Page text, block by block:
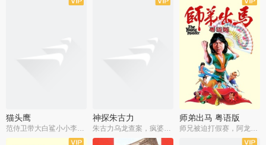
猫头鹰
范侍卫带大白鲨小小李破案寻妃
神探朱古力
朱古力乌龙查案，疯婆子神助攻
师弟出马 粤语版
师兄被迫打假赛，阿龙追查斗黑帮